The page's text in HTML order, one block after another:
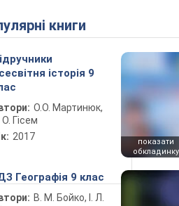
книги
історія 9
О.О. Мартинюк,
Гісем
2017
показати
обкладинку
Географія 9 клас
В. М. Бойко, І. Л.